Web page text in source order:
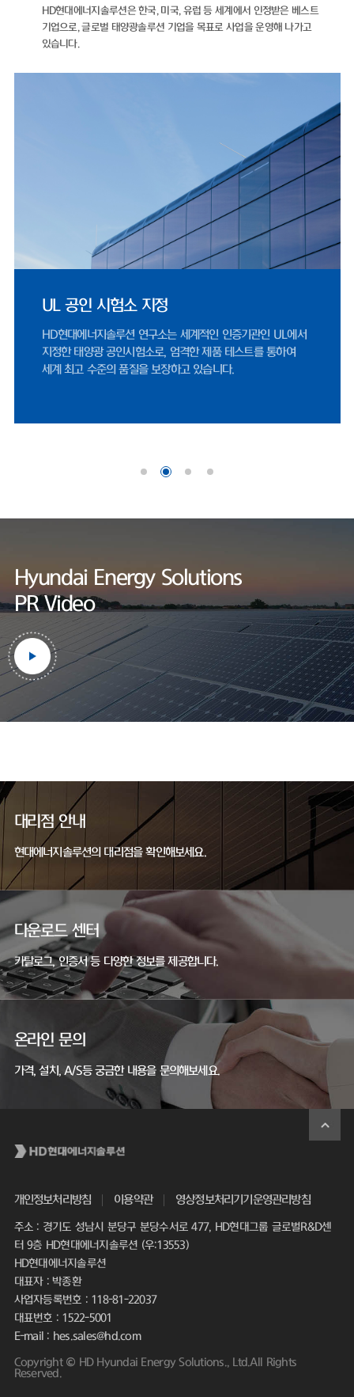
나타내는 지표인 부채비율 역시 해마다 개선되고 있다. ▲2021년 89.05%
▲2022년 71.11% ▲2023년 35.12% ▲2024년 22.75%를 기록했으
며, 2025년에도 26.96%로 낮은 수준을 유지했다.HD현대에너지솔루션은
비 66% 증가한 9848억 원을 기록했다. 같은 기간 영업이익은 95억 원에서
4224억 원으로 외형이 다시 축소됐으나, 지난해 반등을 보였다. 2025년
매출은 4927억 원으로 전년 대비 17% 증가했으며, 영업이익은 412억 원
으로 1077%나 증가했다. 2024년 0.83%까지 하락했던 영업이익률은 지
난해 8.37%까지 올랐다.HD현대에너지솔루션은 지난달 31일 미국 '힐스보
로 솔라 프로젝트 유한책임회사(Hillsboro Solar Project LLC)'와 체결한
1278억 원 규모 공급 계약은 단일 계약 기준 역대 최대 규모로, 지난해 전
체 수출 매출 66%에 달한다.미국 시장 정책적 환경도 긍정적이다. 2025년
7월 제정된 OBBBA(One Big Beautiful Bill Act)에 따라 세액공제 수혜
를 받기 위한 프로젝트 착공 수요가 몰리면서, 2024년 453억 원 수준이었
던 미국 매출은 2025년 1619억 원으로 257% 증가했다.국내 시장 여건 역
고, 태양광 설치 걸림돌이었던 '이격거리 규제' 관련 법 개정안이 2026년 9
나이스신용평가 선임연구원은 "미국 시장 내 FEOC(해외우려기관) 관련 규
제에 따라, 중국산 공급망에 대한 제약이 강화되면서 비중국계 공급망을 확
보한 기업으로서 수혜 여력이 존재한다"며 "미국 태양광 매출은 세액공제
달 정기주주총회를 통해 사업 목적에 '재생에너지 공급사업'을 명문화했다.
체 생산하고 있다. 작년 기준 셀 공장과 모듈 공장 가동률은 각각 69.7%와
HD현대에너지솔루션은 한국, 미국, 유럽 등 세계에서 인정받은 베스트
기업으로,글로벌 태양광솔루션 기업을 목표로 사업을 운영해 나가고
있습니다.
Hyundai Energy Solutions
PR Video
대리점 안내
현대에너지솔루션의 대리점을 확인해보세요.
다운로드 센터
카탈로그, 인증서 등 다양한 정보를 제공합니다.
온라인 문의
가격, 설치, A/S등 궁금한 내용을 문의해보세요.
개인정보처리방침 이용약관 영상정보처리기기운영관리방침
주소 : 경기도 성남시 분당구 분당수서로 477, HD현대그룹 글로벌R&D센
터 9층 HD현대에너지솔루션 (우:13553)
HD현대에너지솔루션
대표자 : 박종환
사업자등록번호 : 118-81-22037
대표번호 : 1522-5001
E-mail : hes.sales@hd.com
Copyright © HD Hyundai Energy Solutions., Ltd.All Rights
Reserved.